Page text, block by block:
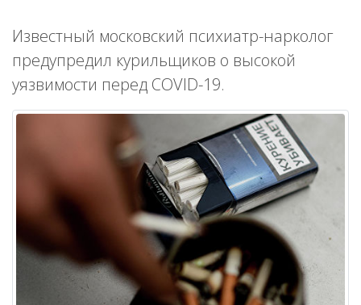
Известный московский психиатр-нарколог
предупредил курильщиков о высокой
уязвимости перед COVID-19.